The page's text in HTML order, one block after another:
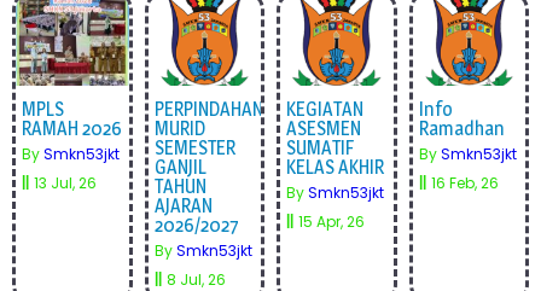
MPLS
RAMAH 2026
BySmkn53jkt
13 Jul, 26
PERPINDAHAN
MURID
SEMESTER
GANJIL
TAHUN
AJARAN
2026/2027
BySmkn53jkt
8 Jul, 26
KEGIATAN
ASESMEN
SUMATIF
KELAS AKHIR
BySmkn53jkt
15 Apr, 26
Info
Ramadhan
BySmkn53jkt
16 Feb, 26